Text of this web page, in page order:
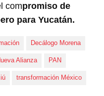
compromiso de
para Yucatán.
Decálogo Morena
Alianza PAN
transformación México